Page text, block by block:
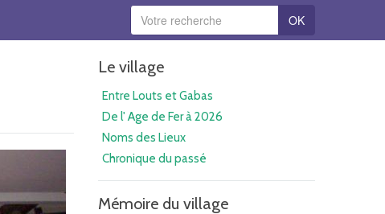
OK
Le village
Entre Louts et Gabas
De l' Age de Fer à 2026
Noms des Lieux
Chronique du passé
Mémoire du village